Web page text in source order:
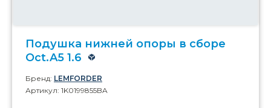
Подушка нижней опоры в сборе
Oct.A5 1.6
Бренд: LEMFORDER
Артикул: 1K0199855BA